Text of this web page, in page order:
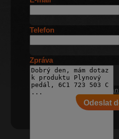
Telefon
Zpráva
Souhlasím se
Odeslat